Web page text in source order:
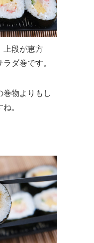
上段が恵方
ダ巻です。
巻物よりもし
。